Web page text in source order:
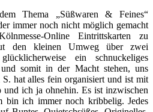
Thema „Süßwaren & Feines“
immer noch nicht möglich gemacht
Online Eintrittskarten zu
den kleinen Umweg über zwei
ein schnuckeliges
somit in der Macht stehen, uns
hat alles fein organisiert und ist mit
und ich ja ohnehin. Es ist inzwischen
bin ich immer noch kribbelig. Jedes